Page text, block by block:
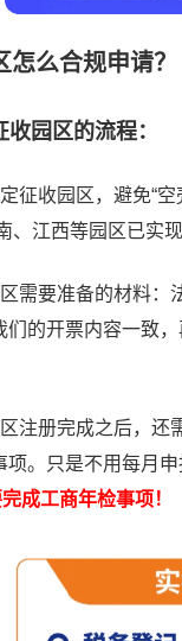
么合规申请？
园区的流程：
征收园区，避免“空
、江西等园区已实
需要准备的材料
们的开票内容一致
注册完成之后，还
。只是不用每月申
成工商年检事项！